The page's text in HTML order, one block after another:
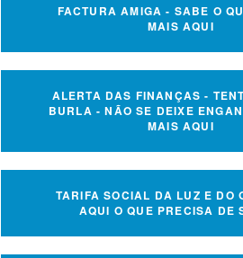
FACTURA AMIGA - SABE O
MAIS AQUI
ALERTA DAS FINANÇAS -
BURLA - NÃO SE DEIXE
MAIS AQUI
TARIFA SOCIAL DA LUZ E DO
AQUI O QUE PRECISA DE